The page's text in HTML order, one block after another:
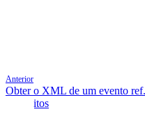
Anterior
Obter o XML de um evento
44 dígitos